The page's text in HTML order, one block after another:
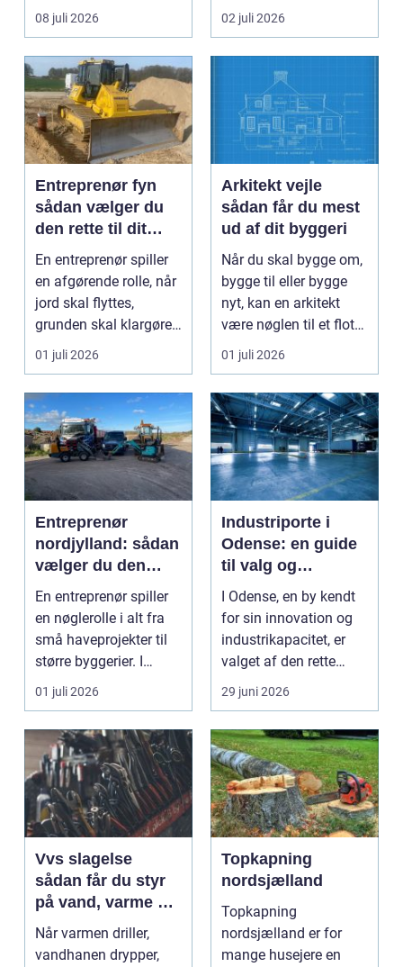
08 juli 2026
planlægnin...
02 juli 2026
Entreprenør fyn
sådan vælger du
den rette til dit
projekt
En entreprenør spiller
en afgørende rolle, når
jord skal flyttes,
grunden skal klargøres,
eller der ...
01 juli 2026
Arkitekt vejle
sådan får du mest
ud af dit byggeri
Når du skal bygge om,
bygge til eller bygge
nyt, kan en arkitekt
være nøglen til et flot
resultat, d...
01 juli 2026
Entreprenør
nordjylland: sådan
vælger du den
rette
samarbejdspartner
til dit byggeri
En entreprenør spiller
en nøglerolle i alt fra
små haveprojekter til
større byggerier. I
Nordjylland...
01 juli 2026
Industriporte i
Odense: en guide
til valg og
installation
I Odense, en by kendt
for sin innovation og
industrikapacitet, er
valget af den rette
industriport a...
29 juni 2026
Vvs slagelse
sådan får du styr
på vand, varme og
energi i din bolig
Når varmen driller,
vandhanen drypper,
Topkapning
nordsjælland
Topkapning
nordsjælland er for
mange husejere en